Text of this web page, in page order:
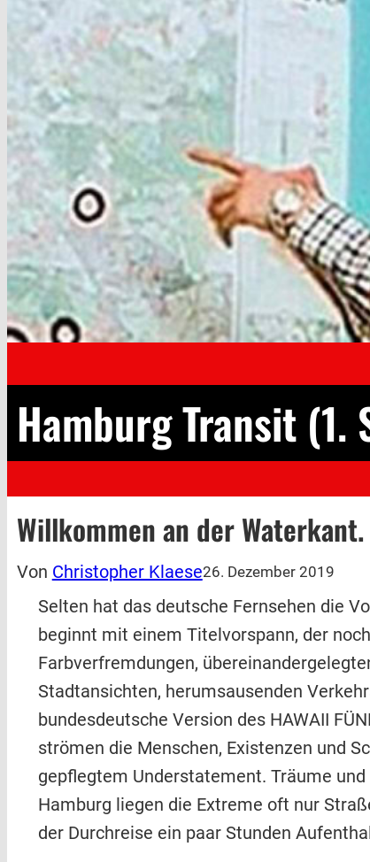
Hamburg Transit (1.
Willkommen an der Waterkant.
Von Christopher Klaese26. Dezember 2019
Selten hat das deutsche Fernsehen die
beginnt mit einem Titelvorspann, der
Farbverfremdungen,
Stadtansichten, herumsausenden
bundesdeutsche Version des HAWAII
strömen die Menschen, Existenzen und
gepflegtem Understatement. Träume
Hamburg liegen die Extreme oft nur
der Durchreise ein paar Stunden